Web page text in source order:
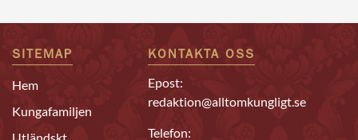
SITEMAP
Hem
Kungafamiljen
KONTAKTA OSS
Epost:
redaktion@alltomkungligt.se
Telefon: